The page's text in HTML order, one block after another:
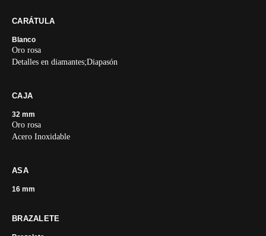
CARÁTULA
Blanco
Oro rosa
Detalles en diamantes;Diapasón
CAJA
32 mm
Oro rosa
Acero Inoxidable
ASA
16 mm
BRAZALETE